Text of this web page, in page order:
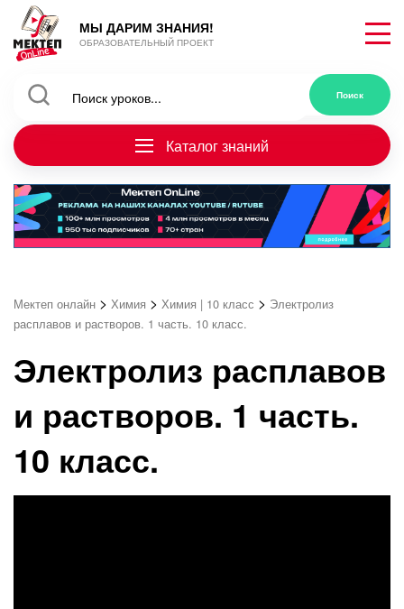
МЫ ДАРИМ ЗНАНИЯ!
ОБРАЗОВАТЕЛЬНЫЙ ПРОЕКТ
Каталог знаний
Мектеп онлайн > Химия > Химия | 10 класс > Электролиз
расплавов и растворов. 1 часть. 10 класс.
Электролиз расплавов
и растворов. 1 часть.
10 класс.